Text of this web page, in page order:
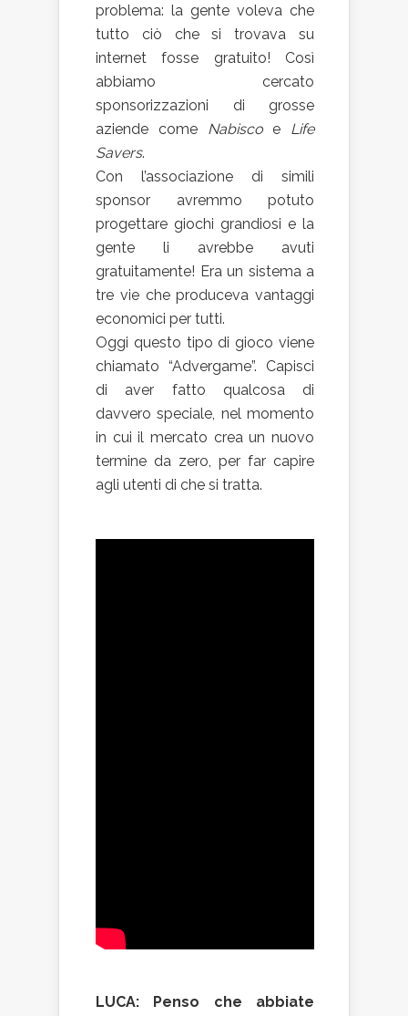
problema: la gente voleva che
tutto ciò che si trovava su
internet fosse gratuito! Così
abbiamo cercato
sponsorizzazioni di grosse
aziende come Nabiscoe Life
Savers.
Con l’associazione di simili
sponsor avremmo potuto
progettare giochi grandiosi e la
gente li avrebbe avuti
gratuitamente! Era un sistema a
tre vie che produceva vantaggi
economici per tutti.
Oggi questo tipo di gioco viene
chiamato “Advergame”. Capisci
di aver fatto qualcosa di
davvero speciale, nel momento
in cui il mercato crea un nuovo
termine da zero, per far capire
agli utenti di che si tratta.
LUCA: Penso che abbiate